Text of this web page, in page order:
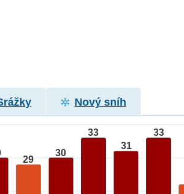
Nový sníh
29
30
33
31
33